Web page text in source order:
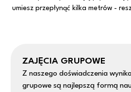
umiesz przepłynąć kilka metrów -
ZAJĘCIA GRUPOWE
Z naszego doświadczenia
grupowe są najlepszą formą